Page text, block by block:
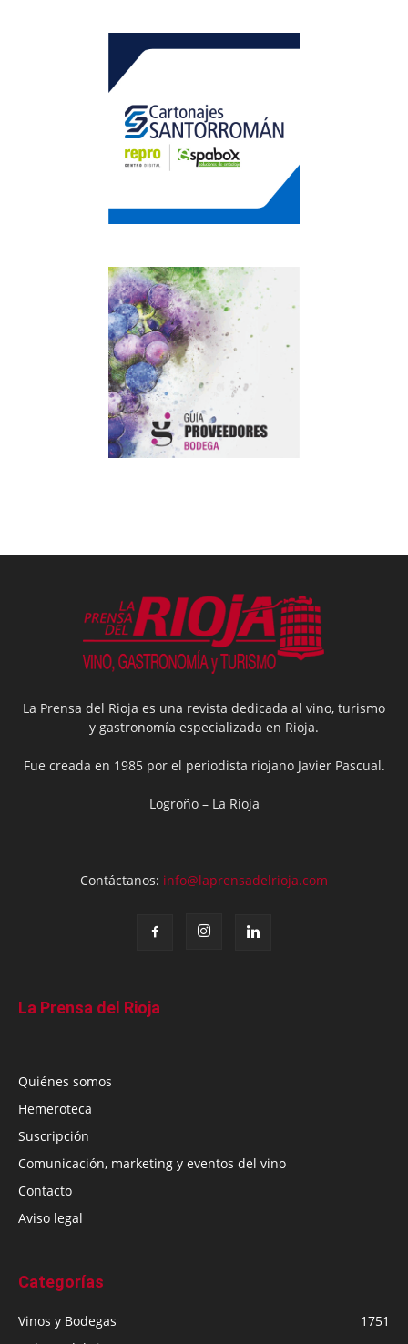
La Prensa del Rioja es una revista dedicada al vino, turismo
y gastronomía especializada en Rioja.
Fue creada en 1985 por el periodista riojano Javier Pascual.
Logroño – La Rioja
Contáctanos: info@laprensadelrioja.com
La Prensa del Rioja
Quiénes somos
Hemeroteca
Suscripción
Comunicación, marketing y eventos del vino
Contacto
Aviso legal
Categorías
Vinos y Bodegas
1751